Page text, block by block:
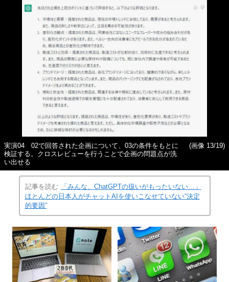
実演04 02で回答された企画について、03の条件をもとに
検証する。クロスレビューを行うことで企画の問題点が洗
い出せる
(画像 13/19)
記事を読む
「みんな、ChatGPTの扱いがもったいない…」
ほとんどの日本人がチャットAIを使いこなせていない“決定
的要因”